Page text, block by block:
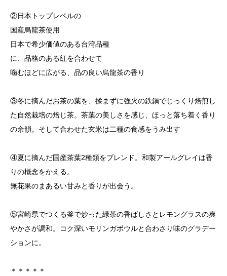
②日本トップレベルの
国産烏龍茶使用
日本で希少価値のある台湾品種
に、品格のある紅を合わせて
噛むほどに広がる、品の良い烏龍茶の香り
③冬に摘んだお茶の葉を、揉まずに強火の鉄鍋でじっくり焙煎し
た自然栽培の焙じ茶。茶葉の美しさを感じ、ほっと落ち着く香り
の余韻。そして合わせた玄米は二種の食感をうみ出す
④夏に摘んだ国産茶葉2種類をブレンド。和製アールグレイは香
りの概念をかえる。
無花果のまあるい甘みと香りが出会う。
⑤宮崎県でつくる釜で炒った緑茶の香ばしさとレモングラスの爽
やかさが調和。コク深いモリンガボウルと合わさり味のグラデー
ションに。
＊＊＊＊＊